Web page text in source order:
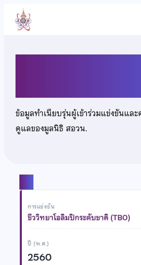
เนื้อหา
ข้อมูลทำเนียบรุ่นผู้เข้าร่วมแข่งขันและ
ดูแลของมูลนิธิ สอวน.
การแข่งขัน
ชีววิทยาโอลิมปิกระดับชาติ (TBO)
ปี (พ.ศ.)
2560